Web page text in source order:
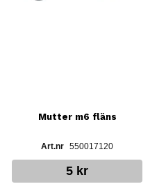
Mutter m6 fläns
550017120
5 kr